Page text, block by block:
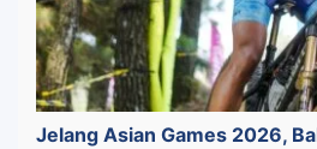
Jelang Asian Games 2026,